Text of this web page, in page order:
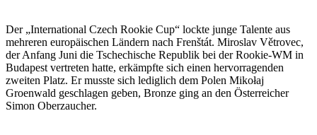
Der „International Czech Rookie Cup“ lockte junge Talente aus
mehreren europäischen Ländern nach Frenštát. Miroslav Větrovec,
der Anfang Juni die Tschechische Republik bei der Rookie-WM in
Budapest vertreten hatte, erkämpfte sich einen hervorragenden
zweiten Platz. Er musste sich lediglich dem Polen Mikołaj
Groenwald geschlagen geben, Bronze ging an den Österreicher
Simon Oberzaucher.